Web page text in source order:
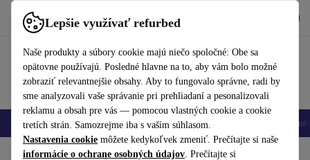
Lepšie využívať refurbed
Naše produkty a súbory cookie majú niečo spoločné: Obe sa
opätovne používajú. Posledné hlavne na to, aby vám bolo možné
zobraziť relevantnejšie obsahy. Aby to fungovalo správne, radi by
sme analyzovali vaše správanie pri prehliadaní a pesonalizovali
reklamu a obsah pre vás — pomocou vlastných cookie a cookie
tretích strán. Samozrejme iba s vaším súhlasom.
Nastavenia cookie môžete kedykoľvek zmeniť. Prečítajte si naše
informácie o ochrane osobných údajov. Prečítajte si
používať refurbed rýchlo a jednoducho
Mobilné telefóny Laptopy Tablety Inteligentné hodinky
Domov Produkty Konzoly